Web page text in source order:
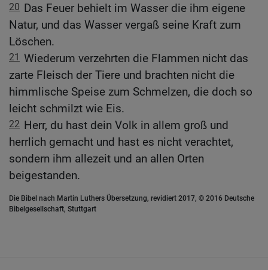
20 Das Feuer behielt im Wasser die ihm eigene
Natur, und das Wasser vergaß seine Kraft zum
Löschen.
21 Wiederum verzehrten die Flammen nicht das
zarte Fleisch der Tiere und brachten nicht die
himmlische Speise zum Schmelzen, die doch so
leicht schmilzt wie Eis.
22 Herr, du hast dein Volk in allem groß und
herrlich gemacht und hast es nicht verachtet,
sondern ihm allezeit und an allen Orten
beigestanden.
Die Bibel nach Martin Luthers Übersetzung, revidiert 2017, © 2016 Deutsche
Bibelgesellschaft, Stuttgart